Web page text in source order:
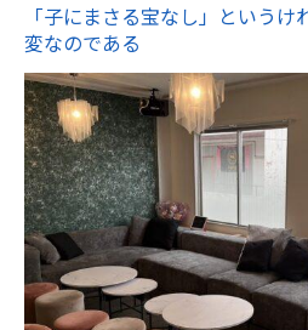
「子にまさる宝なし」という
変なのである